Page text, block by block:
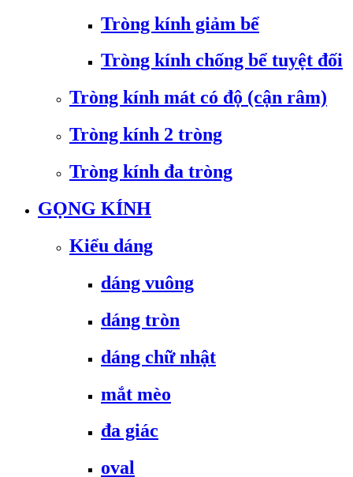
Tròng kính giảm bể
Tròng kính chống bể tuyệt đối
Tròng kính mát có độ (cận râm)
Tròng kính 2 tròng
Tròng kính đa tròng
GỌNG KÍNH
Kiểu dáng
dáng vuông
dáng tròn
dáng chữ nhật
mắt mèo
đa giác
oval